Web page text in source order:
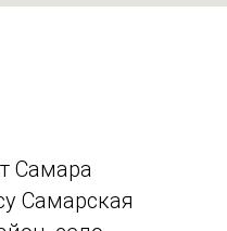
Самара
Самарская